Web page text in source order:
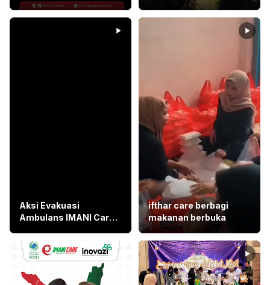
2 0 2 0
Disabilitas
Aksi Evakuasi
Ambulans IMANI Care
0 0
ifthar care berbagi
makanan berbuka